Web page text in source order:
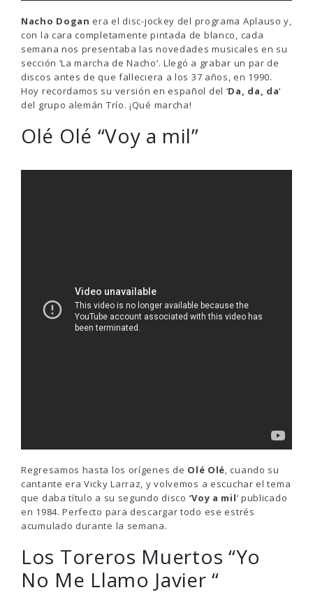
Nacho Dogan era el disc-jockey del programa Aplauso y,
con la cara completamente pintada de blanco, cada
semana nos presentaba las novedades musicales en su
sección ‘La marcha de Nacho’. Llegó a grabar un par de
discos antes de que falleciera a los 37 años, en 1990.
Hoy recordamos su versión en español del ‘Da, da, da‘
del grupo alemán Trío. ¡Qué marcha!
Olé Olé “Voy a mil”
Regresamos hasta los orígenes de Olé Olé, cuando su
cantante era Vicky Larraz, y volvemos a escuchar el tema
que daba título a su segundo disco ‘Voy a mil‘ publicado
en 1984. Perfecto para descargar todo ese estrés
acumulado durante la semana.
Los Toreros Muertos “Yo
No Me Llamo Javier “